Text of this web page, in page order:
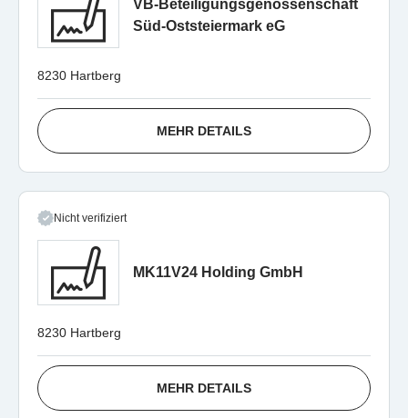
VB-Beteiligungsgenossenschaft
Süd-Oststeiermark eG
8230 Hartberg
MEHR DETAILS
Nicht verifiziert
MK11V24 Holding GmbH
8230 Hartberg
MEHR DETAILS